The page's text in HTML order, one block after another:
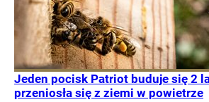
Jeden pocisk Patriot buduje się 2
przeniosła się z ziemi w powietrze